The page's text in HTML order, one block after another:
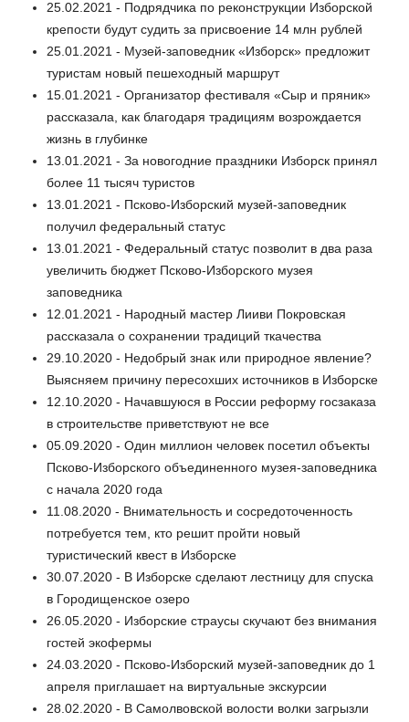
25.02.2021 - Подрядчика по реконструкции Изборской
крепости будут судить за присвоение 14 млн рублей
25.01.2021 - Музей-заповедник «Изборск» предложит
туристам новый пешеходный маршрут
15.01.2021 - Организатор фестиваля «Сыр и пряник»
рассказала, как благодаря традициям возрождается
жизнь в глубинке
13.01.2021 - За новогодние праздники Изборск принял
более 11 тысяч туристов
13.01.2021 - Псково-Изборский музей-заповедник
получил федеральный статус
13.01.2021 - Федеральный статус позволит в два раза
увеличить бюджет Псково-Изборского музея
заповедника
12.01.2021 - Народный мастер Лииви Покровская
рассказала о сохранении традиций ткачества
29.10.2020 - Недобрый знак или природное явление?
Выясняем причину пересохших источников в Изборске
12.10.2020 - Начавшуюся в России реформу госзаказа
в строительстве приветствуют не все
05.09.2020 - Один миллион человек посетил объекты
Псково-Изборского объединенного музея-заповедника
с начала 2020 года
11.08.2020 - Внимательность и сосредоточенность
потребуется тем, кто решит пройти новый
туристический квест в Изборске
30.07.2020 - В Изборске сделают лестницу для спуска
в Городищенское озеро
26.05.2020 - Изборские страусы скучают без внимания
гостей экофермы
24.03.2020 - Псково-Изборский музей-заповедник до 1
апреля приглашает на виртуальные экскурсии
28.02.2020 - В Самолвовской волости волки загрызли